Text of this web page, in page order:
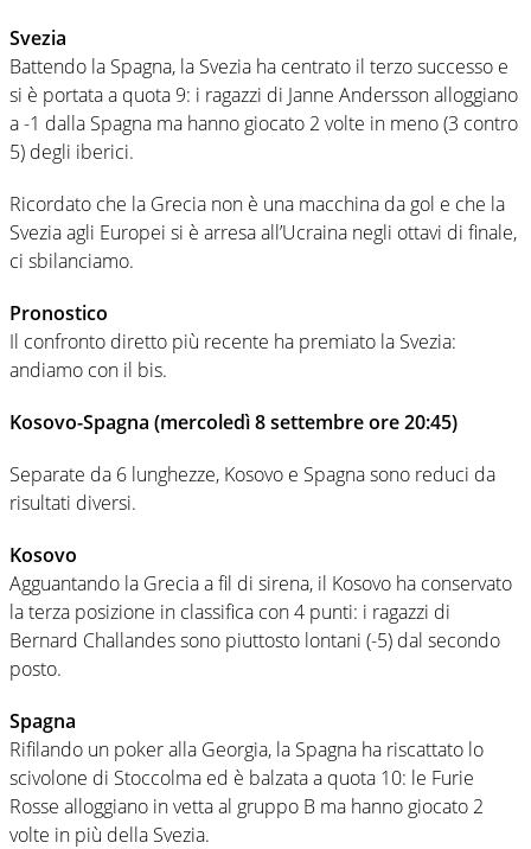
Svezia
Battendo la Spagna, la Svezia ha centrato il terzo successo e
si è portata a quota 9: i ragazzi di Janne Andersson alloggiano
a -1 dalla Spagna ma hanno giocato 2 volte in meno (3 contro
5) degli iberici.
Ricordato che la Grecia non è una macchina da gol e che la
Svezia agli Europei si è arresa all’Ucraina negli ottavi di finale,
ci sbilanciamo.
Pronostico
Il confronto diretto più recente ha premiato la Svezia:
andiamo con il bis.
Kosovo-Spagna (mercoledì 8 settembre ore 20:45)
Separate da 6 lunghezze, Kosovo e Spagna sono reduci da
risultati diversi.
Kosovo
Agguantando la Grecia a fil di sirena, il Kosovo ha conservato
la terza posizione in classifica con 4 punti: i ragazzi di
Bernard Challandes sono piuttosto lontani (-5) dal secondo
posto.
Spagna
Rifilando un poker alla Georgia, la Spagna ha riscattato lo
scivolone di Stoccolma ed è balzata a quota 10: le Furie
Rosse alloggiano in vetta al gruppo B ma hanno giocato 2
volte in più della Svezia.